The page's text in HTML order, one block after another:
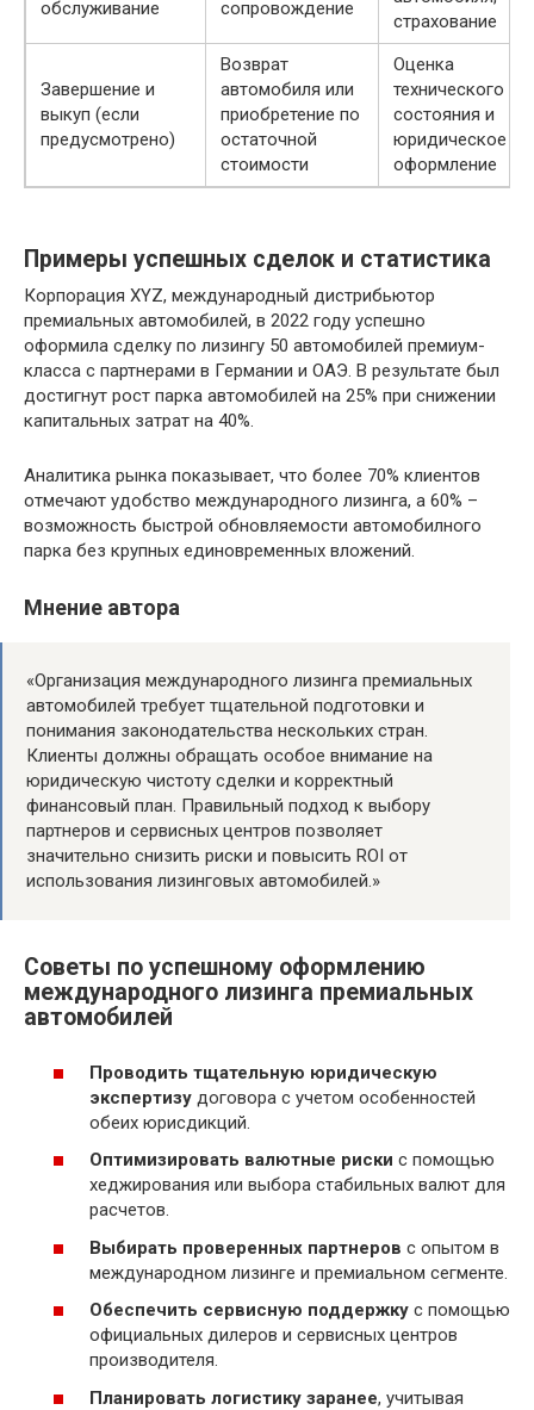
обслуживание
сопровождение
страхование
Завершение и
выкуп (если
предусмотрено)
Возврат
автомобиля или
приобретение по
остаточной
стоимости
Оценка
технического
состояния и
юридическое
оформление
Примеры успешных сделок и статистика
Корпорация XYZ, международный дистрибьютор
премиальных автомобилей, в 2022 году успешно
оформила сделку по лизингу 50 автомобилей премиум-
класса с партнерами в Германии и ОАЭ. В результате был
достигнут рост парка автомобилей на 25% при снижении
капитальных затрат на 40%.
Аналитика рынка показывает, что более 70% клиентов
отмечают удобство международного лизинга, а 60% –
возможность быстрой обновляемости автомобилного
парка без крупных единовременных вложений.
Мнение автора
«Организация международного лизинга премиальных
автомобилей требует тщательной подготовки и
понимания законодательства нескольких стран.
Клиенты должны обращать особое внимание на
юридическую чистоту сделки и корректный
финансовый план. Правильный подход к выбору
партнеров и сервисных центров позволяет
значительно снизить риски и повысить ROI от
использования лизинговых автомобилей.»
Советы по успешному оформлению
международного лизинга премиальных
автомобилей
Проводить тщательную юридическую
экспертизу договора с учетом особенностей
обеих юрисдикций.
Оптимизировать валютные риски с помощью
хеджирования или выбора стабильных валют для
расчетов.
Выбирать проверенных партнеров с опытом в
международном лизинге и премиальном сегменте.
Обеспечить сервисную поддержку с помощью
официальных дилеров и сервисных центров
производителя.
Планировать логистику заранее, учитывая